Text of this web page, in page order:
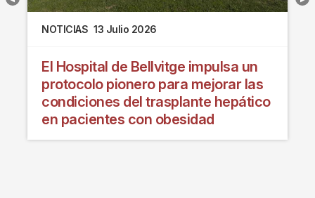
NOTICIAS 13 Julio 2026
El Hospital de Bellvitge impulsa un
protocolo pionero para mejorar las
condiciones del trasplante hepático
en pacientes con obesidad